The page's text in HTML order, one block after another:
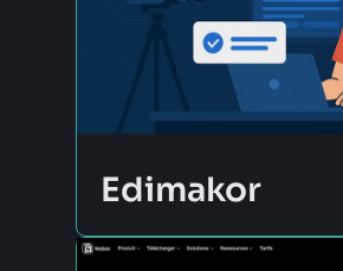
Edimakor